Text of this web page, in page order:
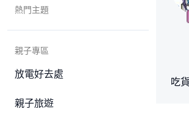
熱門主題
親子專區
放電好去處
親子旅遊
吃